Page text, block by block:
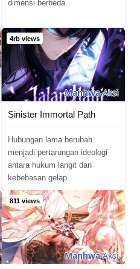
dimensi berbeda.
4rb views
ManhwaAksi
Sinister Immortal Path
Hubungan lama berubah
menjadi pertarungan ideologi
antara hukum langit dan
kebebasan gelap.
811 views
ManhwaAksi